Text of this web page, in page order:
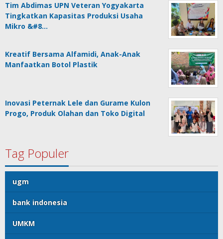
Tim Abdimas UPN Veteran Yogyakarta
Tingkatkan Kapasitas Produksi Usaha
Mikro &#8…
Kreatif Bersama Alfamidi, Anak-Anak
Manfaatkan Botol Plastik
Inovasi Peternak Lele dan Gurame Kulon
Progo, Produk Olahan dan Toko Digital
Tag Populer
ugm
bank indonesia
UMKM